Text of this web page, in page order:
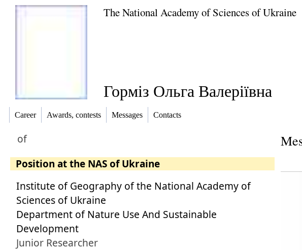
The National Academy of Sciences of Ukraine
Горміз Ольга Валеріївна
Career Awards, contests Messages Contacts
of
Position at the NAS of Ukraine
Institute of Geography of the National Academy of
Sciences of Ukraine
Department of Nature Use And Sustainable
Development
Junior Researcher